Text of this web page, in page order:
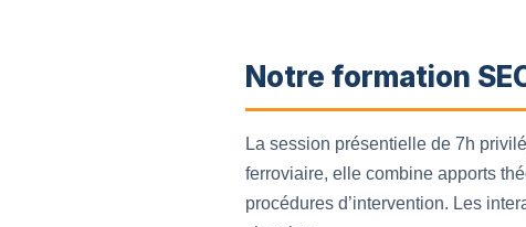
Notre formation
La session présentielle de 7h
ferroviaire, elle combine apports
procédures d’intervention. Les